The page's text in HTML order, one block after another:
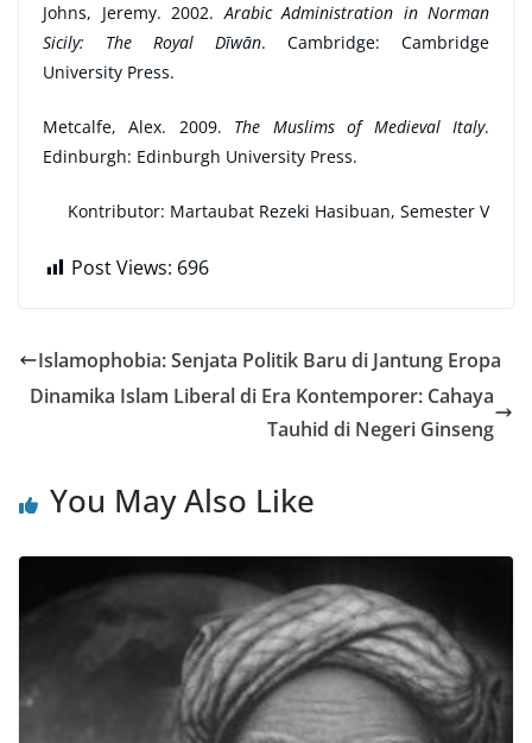
Johns, Jeremy. 2002.Arabic Administration in Norman
Sicily: The Royal Dīwān. Cambridge: Cambridge
University Press.
Metcalfe, Alex. 2009. The Muslims of Medieval Italy.
Edinburgh: Edinburgh University Press.
Kontributor: Martaubat Rezeki Hasibuan, Semester V
Post Views: 696
Islamophobia: Senjata Politik Baru di Jantung Eropa
Dinamika Islam Liberal di Era Kontemporer: Cahaya
Tauhid di Negeri Ginseng
You May Also Like